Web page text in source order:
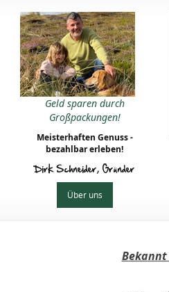
Klassisches
Rezept
Geld sparen durch
Großpackungen!
Meisterhaften Genuss -
bezahlbar erleben!
Dirk Schneider, Gründer
Über uns
Bekannt